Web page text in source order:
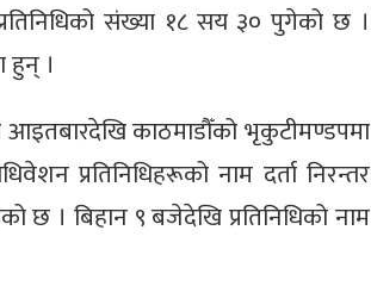
संख्या १८ सय ३० पुगेको छ ।
हुन् ।
आइतबारदेखि काठमाडौँको भृकुटीमण्डपमा
प्रतिनिधिहरूको नाम दर्ता निरन्तर
छ । बिहान ९ बजेदेखि प्रतिनिधिको नाम